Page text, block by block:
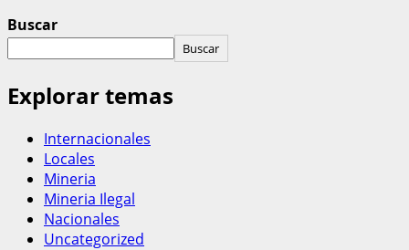
Buscar
Buscar
Explorar temas
Internacionales
Locales
Mineria
Mineria Ilegal
Nacionales
Uncategorized